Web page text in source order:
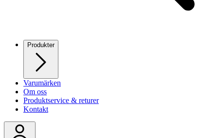
Produkter
Varumärken
Om oss
Produktservice & returer
Kontakt